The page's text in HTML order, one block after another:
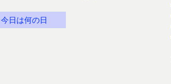
今日は何の日